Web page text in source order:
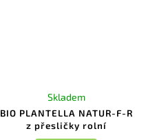
BIO PLANTELLA NATUR-F-R
z přesličky rolní
Skladem